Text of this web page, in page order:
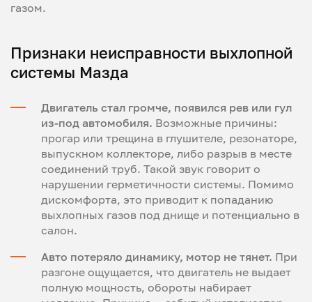
газом.
Признаки неисправности выхлопной
системы Мазда
Двигатель стал громче, появился рев или гул
из-под автомобиля. Возможные причины:
прогар или трещина в глушителе, резонаторе,
выпускном коллекторе, либо разрыв в месте
соединений труб. Такой звук говорит о
нарушении герметичности системы. Помимо
дискомфорта, это приводит к попаданию
выхлопных газов под днище и потенциально в
салон.
Авто потеряло динамику, мотор не тянет. При
разгоне ощущается, что двигатель не выдает
полную мощность, обороты набирает